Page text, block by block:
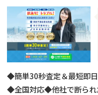
◆簡単30秒査定＆最短即
◆全国対応◆他社で断ら